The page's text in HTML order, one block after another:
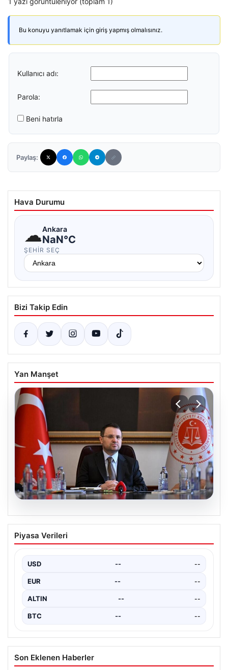
Bu konuyu yanıtlamak için giriş yapmış olmalısınız.
Kullanıcı adı:
Parola:
Beni hatırla
Paylaş:
Hava Durumu
☁Ankara
NaN°C
ŞEHIR SEÇ
Bizi Takip Edin
Yan Manşet
04.08.2026
84 hakim ve savcı meslekten çıkarıldı.
Bakan Gürlek: HSK 2. Dairesi bu yıl 525
Piyasa Verileri
USD -- --
EUR -- --
ALTIN -- --
BTC -- --
Son Eklenen Haberler